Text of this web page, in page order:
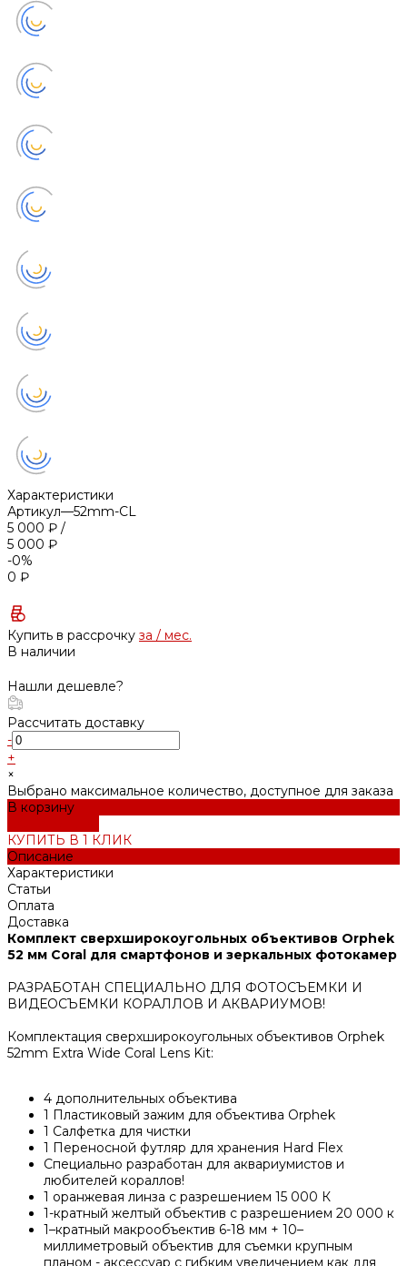
Характеристики
Артикул—52mm-CL
5 000 ₽ /
5 000 ₽
-0%
0 ₽
Купить в рассрочку за / мес.
В наличии
Нашли дешевле?
Рассчитать доставку
-
+
×
Выбрано максимальное количество, доступное для заказа
В корзину
КУПИТЬ В 1 КЛИК
Описание
Характеристики
Статьи
Оплата
Доставка
Комплект сверхширокоугольных объективов Orphek
52 мм Coral для смартфонов и зеркальных фотокамер
РАЗРАБОТАН СПЕЦИАЛЬНО ДЛЯ ФОТОСЪЕМКИ И
ВИДЕОСЪЕМКИ КОРАЛЛОВ И АКВАРИУМОВ!
Комплектация сверхширокоугольных объективов Orphek
52mm Extra Wide Coral Lens Kit:
4 дополнительных объектива
1 Пластиковый зажим для объектива Orphek
1 Салфетка для чистки
1 Переносной футляр для хранения Hard Flex
Специально разработан для аквариумистов и
любителей кораллов!
1 оранжевая линза с разрешением 15 000 К
1-кратный желтый объектив с разрешением 20 000 к
1–кратный макрообъектив 6-18 мм + 10–
миллиметровый объектив для съемки крупным
планом - аксессуар с гибким увеличением как для